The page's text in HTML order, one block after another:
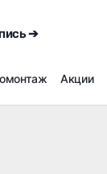
➔
Акции